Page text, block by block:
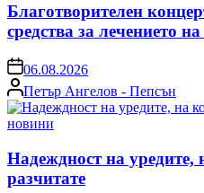
Благотворителен
средства за лечението
on06.08.2026
Posted
by
Петър Ангелов - Пепсън
Posted
новини
Надеждност на уредите,
разчитате